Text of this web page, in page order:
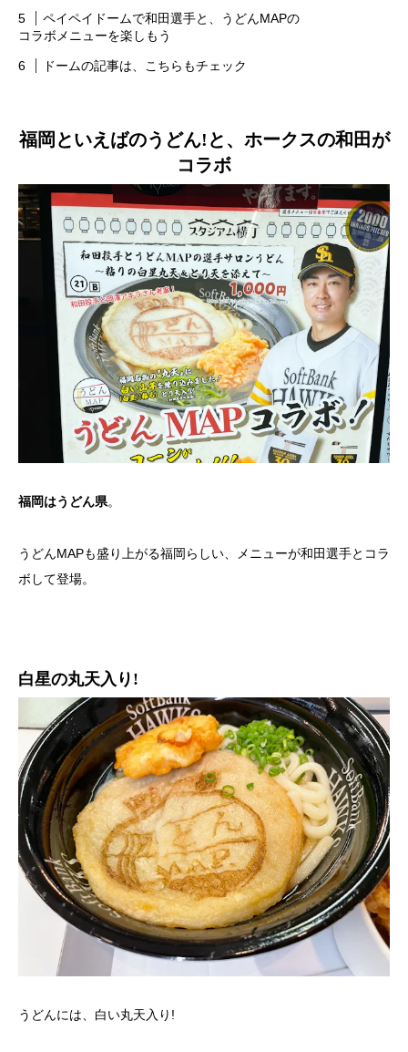
ペイペイドームで和田選手と、うどんMAPの
コラボメニューを楽しもう
ドームの記事は、こちらもチェック
福岡といえばのうどん!と、ホークスの和田が
コラボ
福岡はうどん県。
うどんMAPも盛り上がる福岡らしい、メニューが和田選手とコラ
ボして登場。
白星の丸天入り!
うどんには、白い丸天入り!